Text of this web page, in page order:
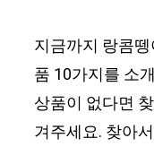
지금까지 랑콤
품 10가지를 소
상품이 없다면
겨주세요. 찾아